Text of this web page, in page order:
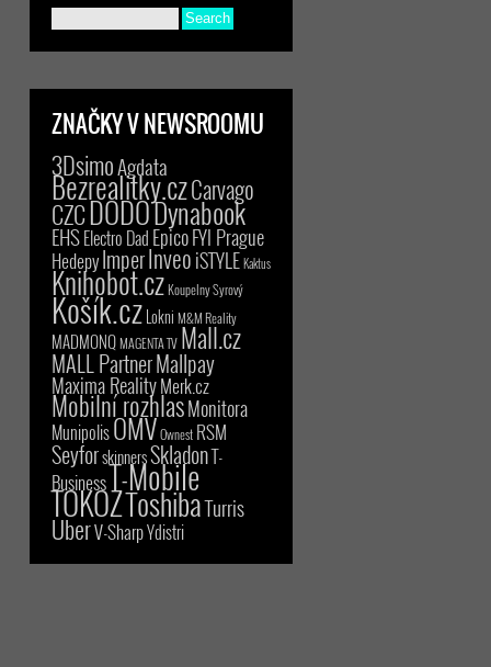
ZNAČKY V NEWSROOMU
3DsimoAgdata
Bezrealitky.czCarvago
CZCDODODynabook
EHSElectro Dad EpicoFYI Prague
HedepyImperInveoiSTYLE Kaktus
Knihobot.czKoupelny Syrový
Košík.czLokni M&M Reality
MADMONQMAGENTA TV Mall.cz
MALL PartnerMallpay
Maxima RealityMerk.cz
Mobilní rozhlasMonitora
MunipolisOMVOwnest RSM
SeyforskinnersSkladonT-
BusinessT-Mobile
TOKOZToshibaTurris
UberV-SharpYdistri